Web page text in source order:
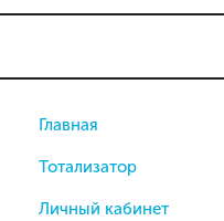
Главная
Тотализатор
Личный кабинет